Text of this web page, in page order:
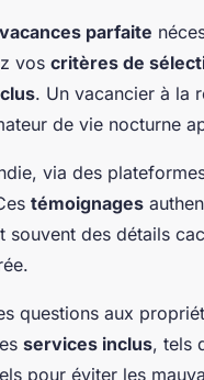
parfaite
vos critères de
. Un vacancier à la
de vie nocturne
via des
témoignages
souvent des détails
questions aux
services inclus, tels
pour éviter les